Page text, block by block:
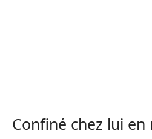
Confiné chez lui en